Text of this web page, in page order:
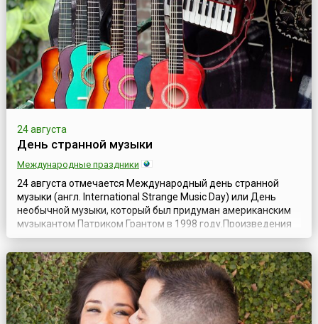
шутку. Речь идёт о совершенн...
24 августа
День странной музыки
Международные праздники
24 августа отмечается Международный день странной
музыки (англ. International Strange Music Day) или День
необычной музыки, который был придуман американским
музыкантом Патриком Грантом в 1998 году.Произведения
этого композитора представляют собой синтез различных
жанров и стилей — от популярной и классической музыки
до пост-панка, эмбиента и этнической музыки. В начале
своей творческой карьер...